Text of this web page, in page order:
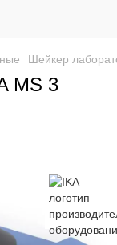
Шейкер
MS 3